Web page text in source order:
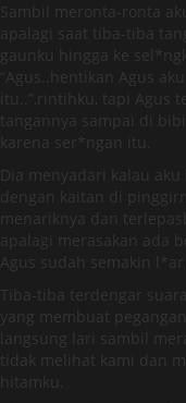
Sambil meronta-ronta
apalagi saat tiba-tiba
gaunku hingga ke
“Agus..hentikan Agus
itu..”,rintihku, tapi Agus
tangannya sampai di
karena ser*ngan itu.
Dia menyadari kalau
dengan kaitan di
menariknya dan
apalagi merasakan ada
Agus sudah semakin
Tiba-tiba terdengar
yang membuat
langsung lari sambil
tidak melihat kami dan
hitamku.